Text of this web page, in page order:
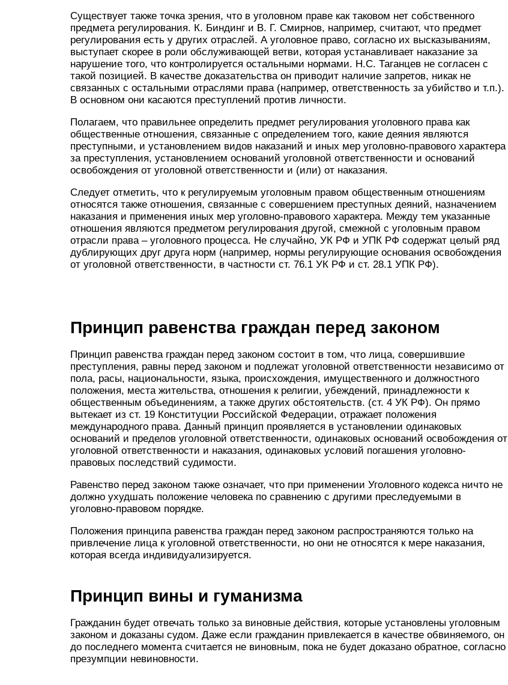
Существует также точка зрения, что в уголовном праве как таковом нет собственного
предмета регулирования. К. Биндинг и В. Г. Смирнов, например, считают, что предмет
регулирования есть у других отраслей. А уголовное право, согласно их высказываниям,
выступает скорее в роли обслуживающей ветви, которая устанавливает наказание за
нарушение того, что контролируется остальными нормами. Н.С. Таганцев не согласен с
такой позицией. В качестве доказательства он приводит наличие запретов, никак не
связанных с остальными отраслями права (например, ответственность за убийство и т.п.).
В основном они касаются преступлений против личности.
Полагаем, что правильнее определить предмет регулирования уголовного права как
общественные отношения, связанные с определением того, какие деяния являются
преступными, и установлением видов наказаний и иных мер уголовно-правового характера
за преступления, установлением оснований уголовной ответственности и оснований
освобождения от уголовной ответственности и (или) от наказания.
Следует отметить, что к регулируемым уголовным правом общественным отношениям
относятся также отношения, связанные с совершением преступных деяний, назначением
наказания и применения иных мер уголовно-правового характера. Между тем указанные
отношения являются предметом регулирования другой, смежной с уголовным правом
отрасли права – уголовного процесса. Не случайно, УК РФ и УПК РФ содержат целый ряд
дублирующих друг друга норм (например, нормы регулирующие основания освобождения
от уголовной ответственности, в частности ст. 76.1 УК РФ и ст. 28.1 УПК РФ).
Принцип равенства граждан перед законом
Принцип равенства граждан перед законом состоит в том, что лица, совершившие
преступления, равны перед законом и подлежат уголовной ответственности независимо от
пола, расы, национальности, языка, происхождения, имущественного и должностного
положения, места жительства, отношения к религии, убеждений, принадлежности к
общественным объединениям, а также других обстоятельств. (ст. 4 УК РФ). Он прямо
вытекает из ст. 19 Конституции Российской Федерации, отражает положения
международного права. Данный принцип проявляется в установлении одинаковых
оснований и пределов уголовной ответственности, одинаковых оснований освобождения от
уголовной ответственности и наказа­ния, одинаковых условий погашения уголовно-
правовых послед­ствий судимости.
Равенство перед законом также означает, что при применении Уголовного кодекса ничто не
должно ухудшать положение чело­века по сравнению с другими преследуемыми в
уголовно-право­вом порядке.
Положения принципа равенства граждан перед законом рас­пространяются только на
привлечение лица к уголовной ответст­венности, но они не относятся к мере наказания,
которая всегда индивидуализируется.
Принцип вины и гуманизма
Гражданин будет отвечать только за виновные действия, которые установлены уголовным
законом и доказаны судом. Даже если гражданин привлекается в качестве обвиняемого, он
до последнего момента считается не виновным, пока не будет доказано обратное, согласно
презумпции невиновности.